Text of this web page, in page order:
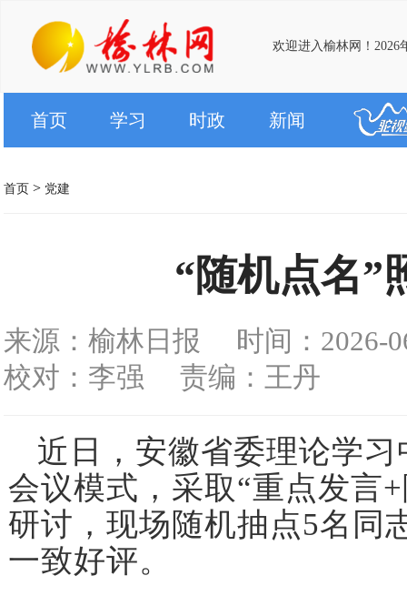
欢迎进入榆林网！2026
首页 学习 时政 新闻
首页 > 党建
“随机点名”
来源：榆林日报
时间：2026-
校对：李强
责编：王丹
近日，安徽省委理论学
会议模式，采取“重点发言
研讨，现场随机抽点5名同
一致好评。